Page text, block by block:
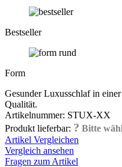
Bestseller
Form
Gesunder Luxusschlaf in
Qualität.
Artikelnummer: STUX-XX
Produkt lieferbar: ? Bitte
Artikel Vergleichen
Vergleich ansehen
Fragen zum Artikel